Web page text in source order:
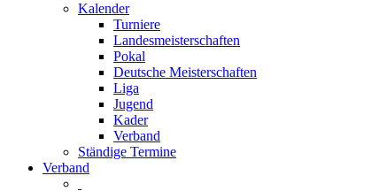
Kalender
Turniere
Landesmeisterschaften
Pokal
Deutsche Meisterschaften
Liga
Jugend
Kader
Verband
Ständige Termine
Verband